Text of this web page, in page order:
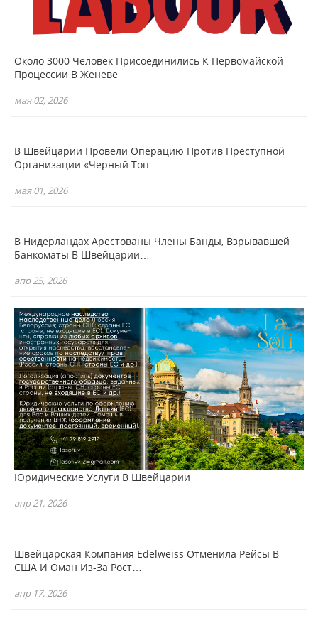
Около 3000 Человек Присоединились К Первомайской
Процессии В Женеве
мая 02, 2026
В Швейцарии Провели Операцию Против Преступной
Организации «Черный Топ…
мая 01, 2026
В Нидерландах Арестованы Члены Банды, Взрывавшей
Банкоматы В Швейцарии…
апр 25, 2026
Юридические Услуги В Швейцарии
апр 21, 2026
Швейцарская Компания Edelweiss Отменила Рейсы В
США И Оман Из-За Рост…
апр 17, 2026